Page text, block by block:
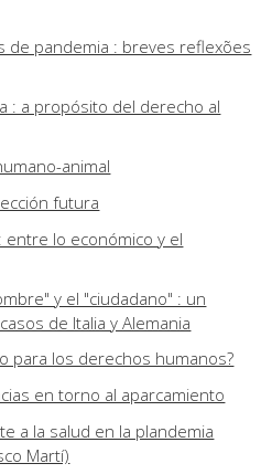
de pandemia : breves reflexões
: a propósito del derecho al
animal
futura
entre lo económico y el
y el "ciudadano" : un
de Italia y Alemania
para los derechos humanos?
en torno al aparcamiento
a la salud en la plandemia
Martí)